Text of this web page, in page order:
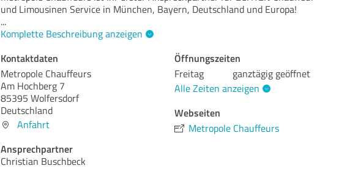
und Limousinen Service in München, Bayern, Deutschland und Europa!
...
Komplette Beschreibung anzeigen
Kontaktdaten
Metropole Chauffeurs
Am Hochberg 7
85395 Wolfersdorf
Deutschland
Anfahrt
Ansprechpartner
Christian Buschbeck
Öffnungszeiten
Freitag
ganztägig geöffnet
Alle Zeiten anzeigen
Webseiten
Metropole Chauffeurs